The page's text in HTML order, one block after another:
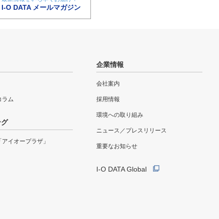
I-O DATA メールマガジン
ラム
イオープラザ」
企業情報
会社案内
採用情報
環境への取り組み
ニュース／プレスリリース
重要なお知らせ
I-O DATA Global